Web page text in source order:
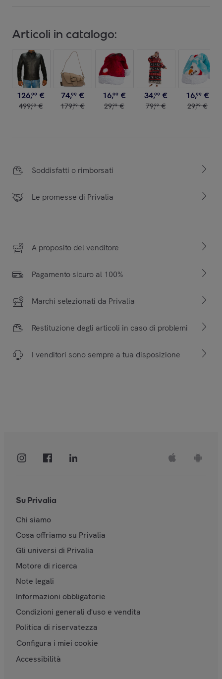
Articoli in catalogo:
126,99 €
499,00 €
74,99 €
179,99 €
16,99 €
29,99 €
34,99 €
79,99 €
16,99 €
29,99 €
Soddisfatti o rimborsati
Le promesse di Privalia
A proposito del venditore
Pagamento sicuro al 100%
Marchi selezionati da Privalia
Restituzione degli articoli in caso di problemi
I venditori sono sempre a tua disposizione
Su Privalia
Chi siamo
Cosa offriamo su Privalia
Gli universi di Privalia
Motore di ricerca
Note legali
Informazioni obbligatorie
Condizioni generali d'uso e vendita
Politica di riservatezza
Configura i miei cookie
Accessibilità